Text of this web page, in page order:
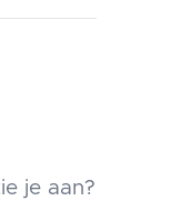
je aan?